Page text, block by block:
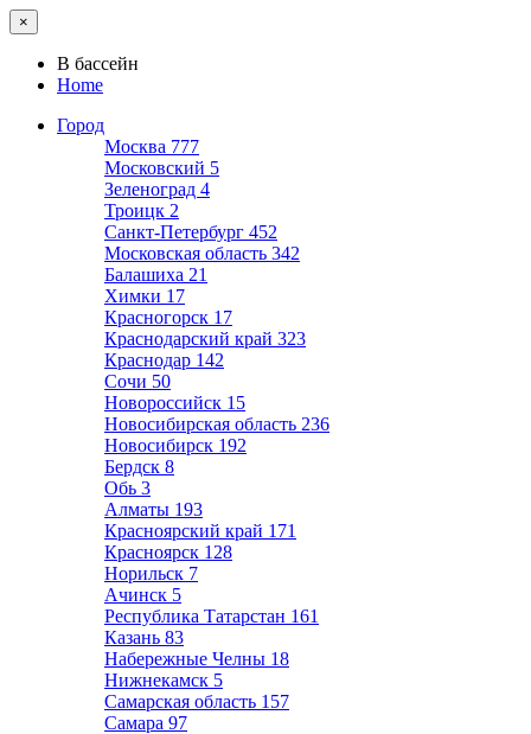
×
В бассейн
Home
Город
Москва 777
Московский 5
Зеленоград 4
Троицк 2
Санкт-Петербург 452
Московская область 342
Балашиха 21
Химки 17
Красногорск 17
Краснодарский край 323
Краснодар 142
Сочи 50
Новороссийск 15
Новосибирская область 236
Новосибирск 192
Бердск 8
Обь 3
Алматы 193
Красноярский край 171
Красноярск 128
Норильск 7
Ачинск 5
Республика Татарстан 161
Казань 83
Набережные Челны 18
Нижнекамск 5
Самарская область 157
Самара 97